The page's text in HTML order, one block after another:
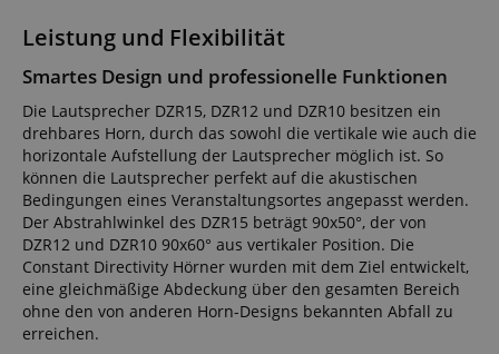
Leistung und Flexibilität
Smartes Design und professionelle Funktionen
Die Lautsprecher DZR15, DZR12 und DZR10 besitzen ein
drehbares Horn, durch das sowohl die vertikale wie auch die
horizontale Aufstellung der Lautsprecher möglich ist. So
können die Lautsprecher perfekt auf die akustischen
Bedingungen eines Veranstaltungsortes angepasst werden.
Der Abstrahlwinkel des DZR15 beträgt 90x50°, der von
DZR12 und DZR10 90x60° aus vertikaler Position. Die
Constant Directivity Hörner wurden mit dem Ziel entwickelt,
eine gleichmäßige Abdeckung über den gesamten Bereich
ohne den von anderen Horn-Designs bekannten Abfall zu
erreichen.